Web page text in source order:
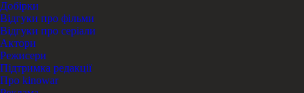
Добірки
Відгуки про фільми
Відгуки про серіали
Актори
Режисери
Підтримка редакції
Про kinowar